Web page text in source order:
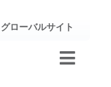
グローバルサイト
Toggle